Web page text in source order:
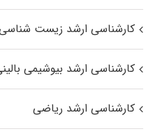
کارشناسی ارشد زیست
کارشناسی ارشد بیوشیمی
کارشناسی ارشد ریاضی